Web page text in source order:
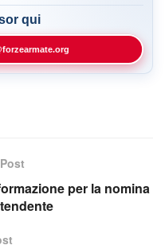
qui
per la nomina